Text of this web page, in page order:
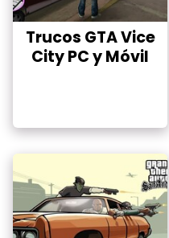
Trucos GTA Vice
City PC y Móvil